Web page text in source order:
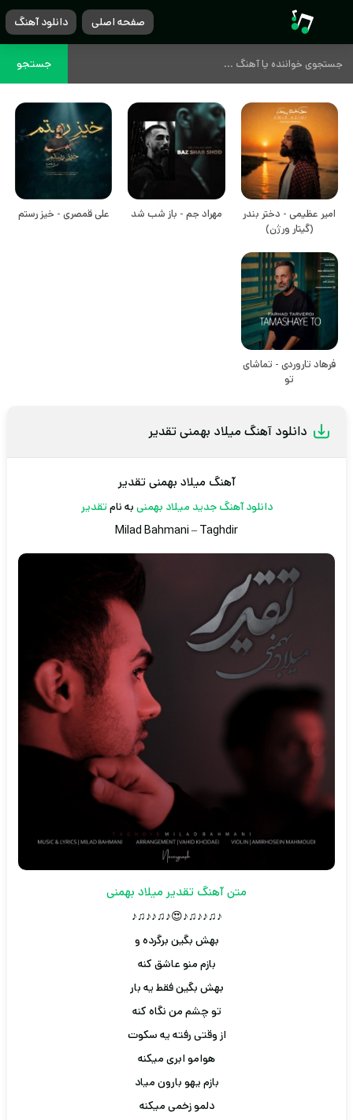
صفحه اصلی دانلود آهنگ
جستجو
امیر عظیمی - دختر بندر
(گیتار ورژن)
مهراد جم - باز شب شد علی قمصری - خیز رستم
فرهاد تاروردی - تماشای
تو
دانلود آهنگ میلاد بهمنی تقدیر
آهنگ میلاد بهمنی تقدیر
دانلود آهنگ جدید میلاد بهمنی به نام تقدیر
Milad Bahmani – Taghdir
متن آهنگ تقدیر میلاد بهمنی
♪♫♪♪♫♪😍♪♫♪♪♫♪
بهش بگین برگرده و
بازم منو عاشق کنه
بهش بگین فقط یه بار
تو چشم من نگاه کنه
از وقتی رفته یه سکوت
هوامو ابری میکنه
بازم یهو بارون میاد
دلمو زخمی میکنه